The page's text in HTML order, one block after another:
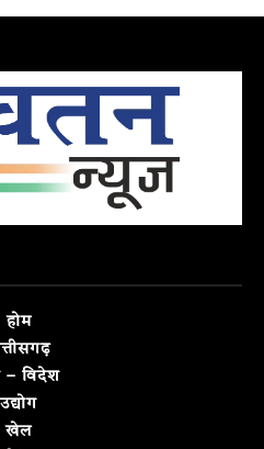
होम
– विदेश
उद्योग
खेल